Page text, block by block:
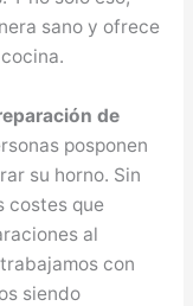
sano y ofrece
de
posponen
su horno. Sin
costes que
al
con
siendo